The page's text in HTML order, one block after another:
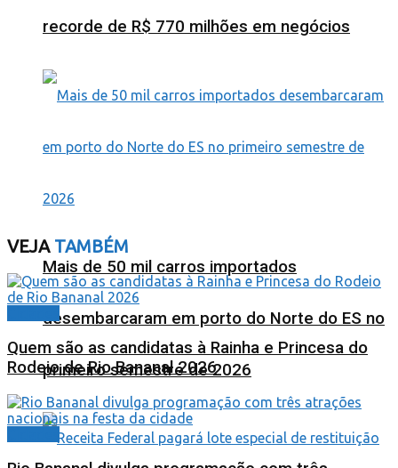
recorde de R$ 770 milhões em negócios
Mais de 50 mil carros importados
desembarcaram em porto do Norte do ES no
primeiro semestre de 2026
VEJATAMBÉM
Quem são as candidatas à Rainha e Princesa do
Rodeio de Rio Bananal 2026